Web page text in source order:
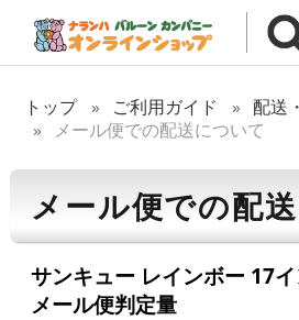
トップ ご利用ガイド
配送
メール便での配送について
メール便での配
サンキュー レインボー 17
メール便判定量